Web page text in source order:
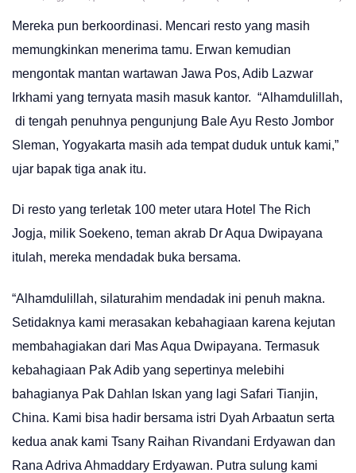
Mereka pun berkoordinasi. Mencari resto yang masih
memungkinkan menerima tamu. Erwan kemudian
mengontak mantan wartawan Jawa Pos, Adib Lazwar
Irkhami yang ternyata masih masuk kantor. “Alhamdulillah,
di tengah penuhnya pengunjung Bale Ayu Resto Jombor
Sleman, Yogyakarta masih ada tempat duduk untuk kami,”
ujar bapak tiga anak itu.
Di resto yang terletak 100 meter utara Hotel The Rich
Jogja, milik Soekeno, teman akrab Dr Aqua Dwipayana
itulah, mereka mendadak buka bersama.
“Alhamdulillah, silaturahim mendadak ini penuh makna.
Setidaknya kami merasakan kebahagiaan karena kejutan
membahagiakan dari Mas Aqua Dwipayana. Termasuk
kebahagiaan Pak Adib yang sepertinya melebihi
bahagianya Pak Dahlan Iskan yang lagi Safari Tianjin,
China. Kami bisa hadir bersama istri Dyah Arbaatun serta
kedua anak kami Tsany Raihan Rivandani Erdyawan dan
Rana Adriva Ahmaddary Erdyawan. Putra sulung kami